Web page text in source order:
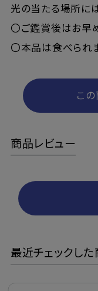
光の当たる場所に
〇ご鑑賞後はお早
〇本品は食べられ
こ
商品レビュー
最近チェックし